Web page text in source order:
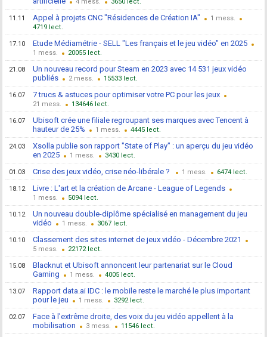
11.11 Appel à projets CNC "Résidences de Création IA"
1
4719
17.10 Etude Médiamétrie - SELL "Les français et le jeu vidéo" en 2025
1 20055
21.08
Un nouveau record pour Steam en 2023 avec 14 531 jeux vidéo
publiés
2 15533
16.07 7 trucs & astuces pour optimiser votre PC pour les jeux
21 134646
16.07
Ubisoft crée une filiale regroupant ses marques avec Tencent à
hauteur de 25%
1 4445
24.03
Xsolla publie son rapport "State of Play" : un aperçu du jeu vidéo
en 2025
1 3430
01.03 Crise des jeux vidéo, crise néo-libérale ? 1 6474
18.12 Livre : L'art et la création de Arcane - League of Legends
1 5094
10.12
Un nouveau double-diplôme spécialisé en management du jeu
vidéo
1 3067
10.10 Classement des sites internet de jeux vidéo - Décembre 2021
5 22172
15.08
Blacknut et Ubisoft annoncent leur partenariat sur le Cloud
Gaming
1 4005
13.07
Rapport data.ai IDC : le mobile reste le marché le plus important
pour le jeu
1 3292
02.07
Face à l'extrême droite, des voix du jeu vidéo appellent à la
mobilisation
3 11546